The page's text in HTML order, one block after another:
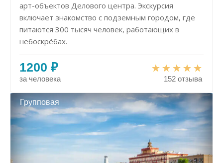
арт-объектов Делового центра. Экскурсия
включает знакомство с подземным городом, где
питаются 300 тысяч человек, работающих в
небоскрёбах.
1200 ₽
за человека 152 отзыва
Групповая